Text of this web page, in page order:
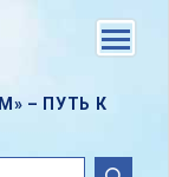
– ПУТЬ К